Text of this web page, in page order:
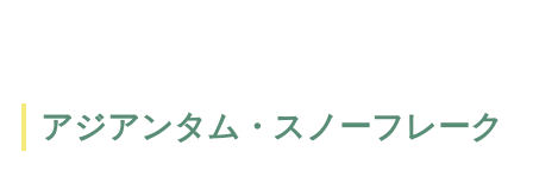
アジアンタム・スノーフレーク